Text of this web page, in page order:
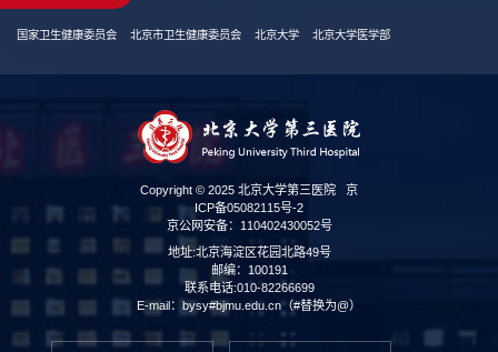
国家卫生健康委员会 北京市卫生健康委员会 北京大学 北京大学医学部
Copyright © 2025 北京大学第三医院
京
ICP备05082115号-2
京公网安备：110402430052号
地址:北京海淀区花园北路49号
邮编：100191
联系电话:010-82266699
E-mail：bysy#bjmu.edu.cn（#替换为@）